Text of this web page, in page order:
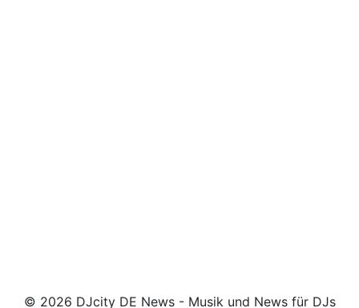
© 2026 DJcity DE News - Musik und News für DJs